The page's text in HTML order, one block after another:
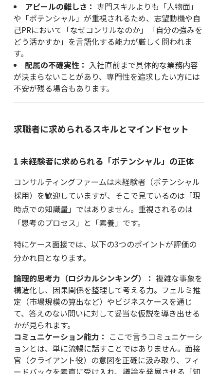
アピールの難しさ： 専門スキルよりも「人物面」
や「ポテンシャル」が重視されるため、志望動機や自
己PRにおいて「なぜコンサルなのか」「自分の強みを
どう活かすか」を言語化する能力が厳しく問われま
す。
配属の不確実性： 入社直前まで具体的な業務内容
が決まらないことがあり、専門性を追求したい方には
不安が残る場合もあります。
求職者に求められるスキルとマインドセット
1 未経験者に求められる「ポテンシャル」の正体
コンサルティングファームは未経験者（ポテンシャル
採用）を歓迎していますが、そこで見ているのは「現
時点での知識量」ではありません。重視されるのは
「思考のプロセス」と「素養」です。
特にケース面接では、以下の3つのポイントが評価の
分かれ目となります。
論理的思考力（ロジカルシンキング）： 複雑な事象を
構造化し、因果関係を整理して考える力。フェルミ推
定（市場規模の算出など）やビジネスケースを通じ
て、答えのない問いに対して妥当な仮説を導き出せる
かが見られます。
コミュニケーション能力： ここで言うコミュニケーシ
ョンとは、単に流暢に話すことではありません。面接
官（クライアント役）の意図を正確に汲み取り、フィ
ードバックを素直に受け入れ、議論を発展させる「知